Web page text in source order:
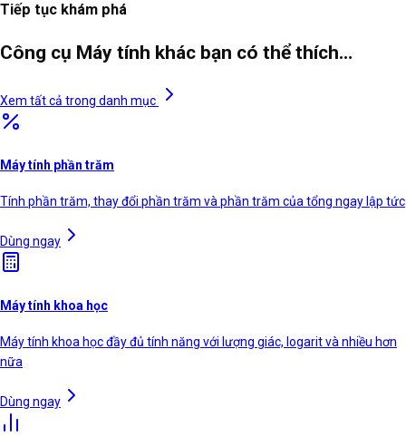
Tiếp tục khám phá
Công cụ Máy tính khác bạn có thể thích…
Xem tất cả trong danh mục
Máy tính phần trăm
Tính phần trăm, thay đổi phần trăm và phần trăm của tổng ngay lập tức
Dùng ngay
Máy tính khoa học
Máy tính khoa học đầy đủ tính năng với lượng giác, logarit và nhiều hơn
nữa
Dùng ngay